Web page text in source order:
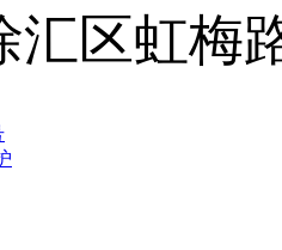
汇区虹梅